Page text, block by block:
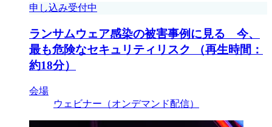
申し込み受付中
ランサムウェア感染の被害事例に見る 今、
最も危険なセキュリティリスク （再生時間：
約18分）
会場
ウェビナー（オンデマンド配信）